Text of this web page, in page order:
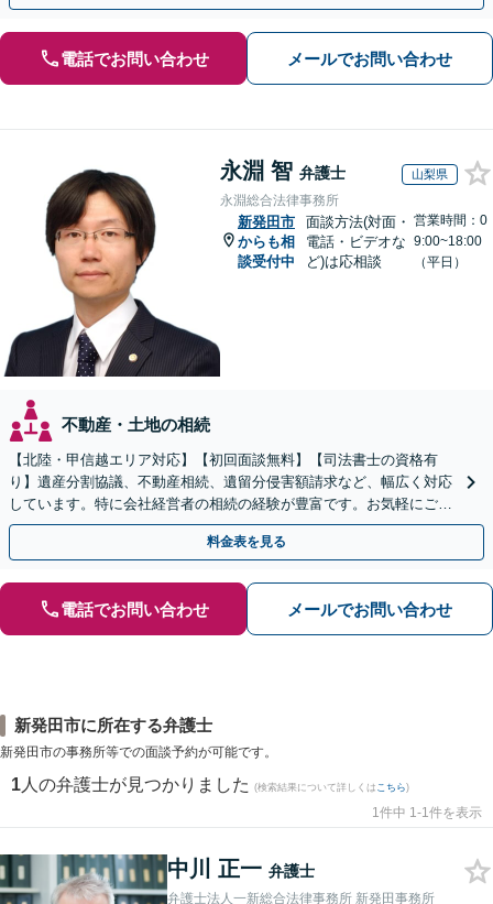
電話でお問い合わせ メールでお問い合わせ
永淵 智 弁護士 山梨県
永淵総合法律事務所
新発田市
からも相
談受付中
面談方法(対面・
電話・ビデオな
ど)は応相談
営業時間：0
9:00~18:00
（平日）
不動産・土地の相続
【北陸・甲信越エリア対応】【初回面談無料】【司法書士の資格有
り】遺産分割協議、不動産相続、遺留分侵害額請求など、幅広く対応
しています。特に会社経営者の相続の経験が豊富です。お気軽にご相
談ください。【休日・夜間面談可】【オンライン面談可】
料金表を見る
電話でお問い合わせ メールでお問い合わせ
新発田市に所在する弁護士
新発田市の事務所等での面談予約が可能です。
1 人の弁護士が見つかりました (検索結果について詳しくは こちら)
1件中 1-1件を表示
中川 正一 弁護士
弁護士法人一新総合法律事務所 新発田事務所